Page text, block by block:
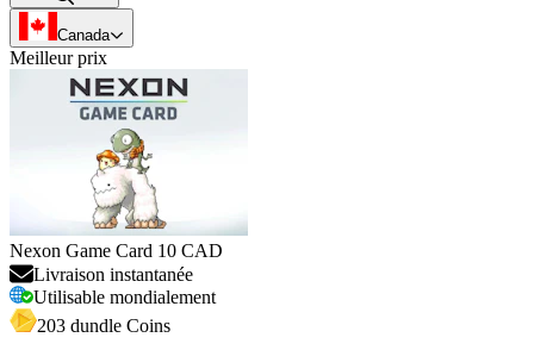
Canada
Meilleur prix
Nexon Game Card 10 CAD
Livraison instantanée
Utilisable mondialement
203 dundle Coins